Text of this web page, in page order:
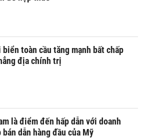
biển toàn cầu tăng mạnh bất chấp
địa chính trị
là điểm đến hấp dẫn với doanh
dẫn hàng đầu của Mỹ